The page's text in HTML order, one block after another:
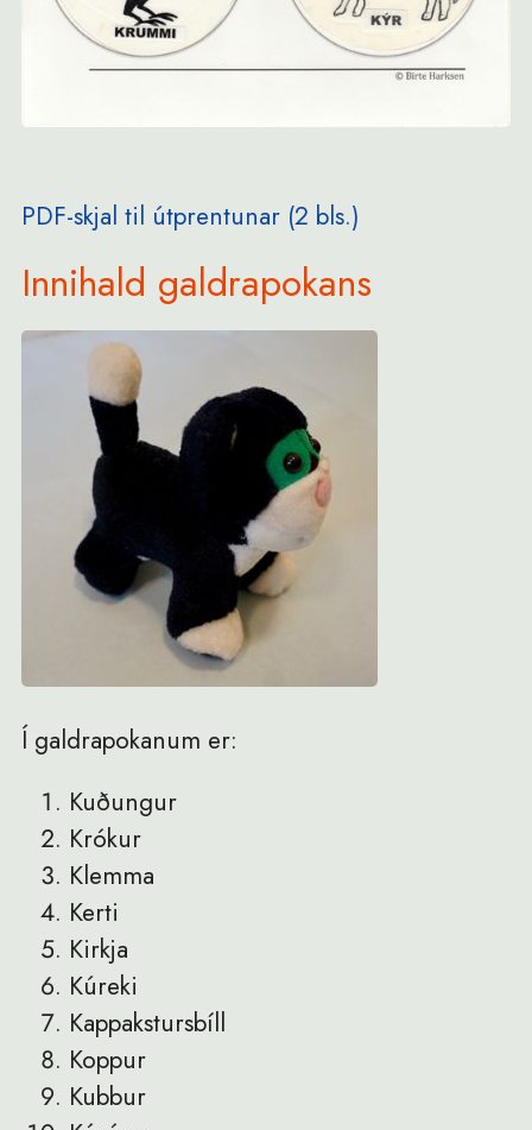
PDF-skjal til útprentunar (2 bls.)
Innihald galdrapokans
Í galdrapokanum er:
Kuðungur
Krókur
Klemma
Kerti
Kirkja
Kúreki
Kappakstursbíll
Koppur
Kubbur